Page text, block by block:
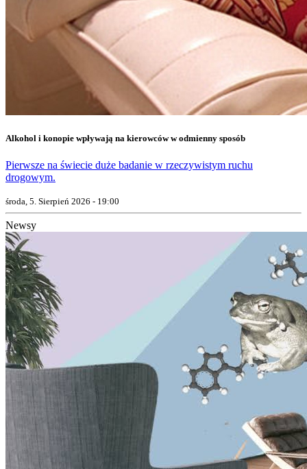
Alkohol i konopie wpływają na kierowców w odmienny sposób
Pierwsze na świecie duże badanie w rzeczywistym ruchu
drogowym.
środa, 5. Sierpień 2026 - 19:00
Newsy